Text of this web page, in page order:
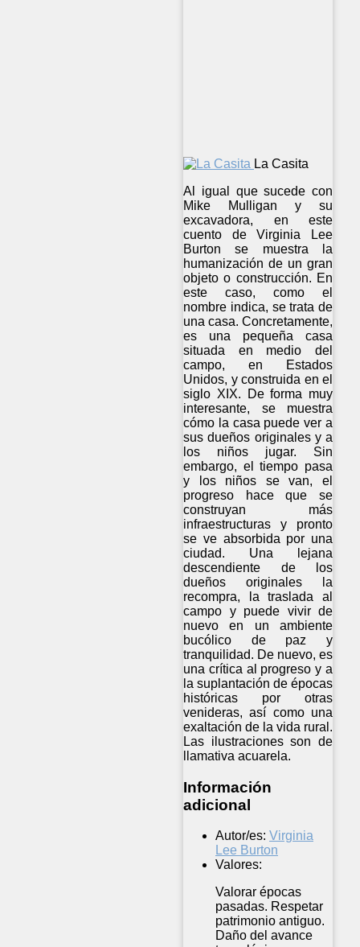
La Casita
Al igual que sucede con
Mike Mulligan y su
excavadora, en este
cuento de Virginia Lee
Burton se muestra la
humanización de un gran
objeto o construcción. En
este caso, como el
nombre indica, se trata de
una casa. Concretamente,
es una pequeña casa
situada en medio del
campo, en Estados
Unidos, y construida en el
siglo XIX. De forma muy
interesante, se muestra
cómo la casa puede ver a
sus dueños originales y a
los niños jugar. Sin
embargo, el tiempo pasa
y los niños se van, el
progreso hace que se
construyan más
infraestructuras y pronto
se ve absorbida por una
ciudad. Una lejana
descendiente de los
dueños originales la
recompra, la traslada al
campo y puede vivir de
nuevo en un ambiente
bucólico de paz y
tranquilidad. De nuevo, es
una crítica al progreso y a
la suplantación de épocas
históricas por otras
venideras, así como una
exaltación de la vida rural.
Las ilustraciones son de
llamativa acuarela.
Información
adicional
Autor/es: Virginia
Lee Burton
Valores:
Valorar épocas
pasadas. Respetar
patrimonio antiguo.
Daño del avance